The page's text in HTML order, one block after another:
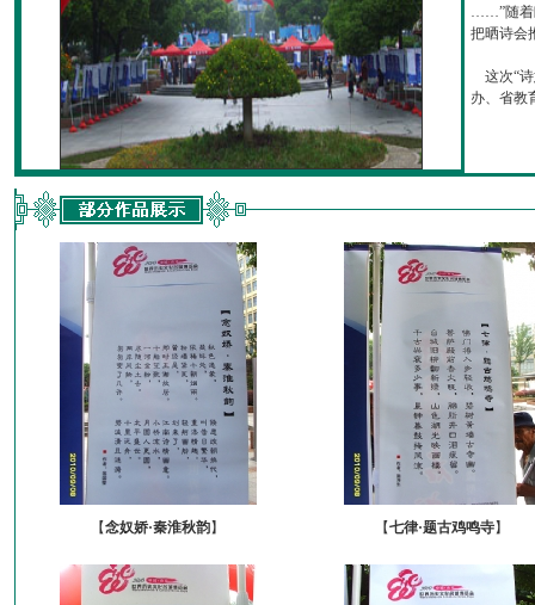
……”随着
把晒诗会
这次“诗
办、省教
【念奴娇·秦淮秋韵】 【七律·题古鸡鸣寺】